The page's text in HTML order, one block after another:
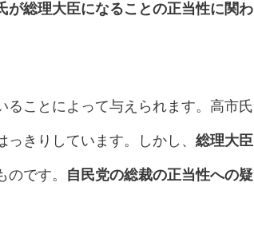
が総理大臣になることの正当性に関わ
ことによって与えられます。高市氏
きりしています。しかし、 総理大臣
のです。 自民党の総裁の正当性への疑